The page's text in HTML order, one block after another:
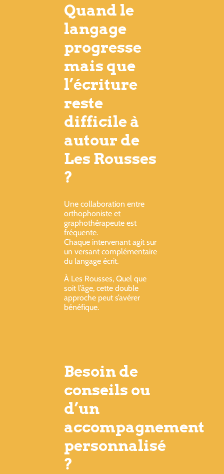
Quand le
langage
progresse
mais que
l’écriture
reste
difficile à
autour de
Les Rousses
?
Une collaboration entre
orthophoniste et
graphothérapeute est
fréquente.
Chaque intervenant agit sur
un versant complémentaire
du langage écrit.
À Les Rousses, Quel que
soit l’âge, cette double
approche peut s’avérer
bénéfique.
Besoin de
conseils ou
d’un
accompagnement
personnalisé
?